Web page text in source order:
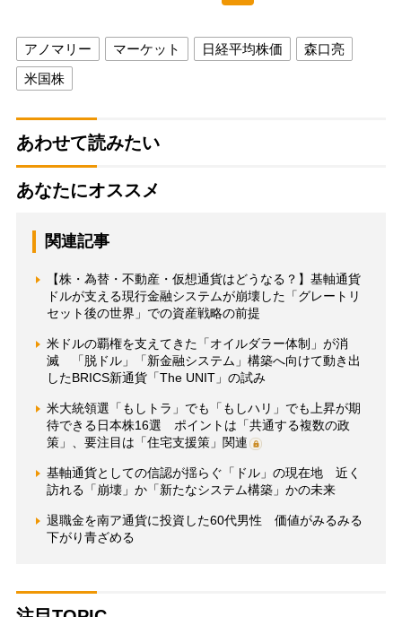
アノマリー マーケット 日経平均株価
森口亮
米国株
あわせて読みたい
あなたにオススメ
関連記事
【株・為替・不動産・仮想通貨はどうなる？】基軸通貨
ドルが支える現行金融システムが崩壊した「グレートリ
セット後の世界」での資産戦略の前提
米ドルの覇権を支えてきた「オイルダラー体制」が消
滅 「脱ドル」「新金融システム」構築へ向けて動き出
したBRICS新通貨「The UNIT」の試み
米大統領選「もしトラ」でも「もしハリ」でも上昇が期
待できる日本株16選 ポイントは「共通する複数の政
策」、要注目は「住宅支援策」関連
基軸通貨としての信認が揺らぐ「ドル」の現在地 近く
訪れる「崩壊」か「新たなシステム構築」かの未来
退職金を南ア通貨に投資した60代男性 価値がみるみる
下がり青ざめる